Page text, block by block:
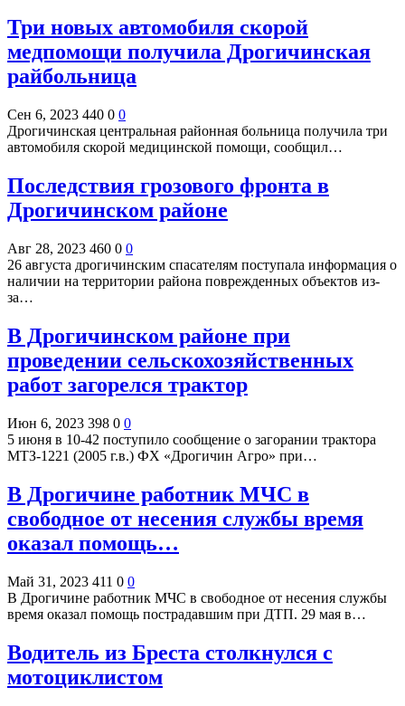
Три новых автомобиля скорой
медпомощи получила Дрогичинская
райбольница
Сен 6, 2023 440 0 0
Дрогичинская центральная районная больница получила три
автомобиля скорой медицинской помощи, сообщил…
Последствия грозового фронта в
Дрогичинском районе
Авг 28, 2023 460 0 0
26 августа дрогичинским спасателям поступала информация о
наличии на территории района поврежденных объектов из-
за…
В Дрогичинском районе при
проведении сельскохозяйственных
работ загорелся трактор
Июн 6, 2023 398 0 0
5 июня в 10-42 поступило сообщение о загорании трактора
МТЗ-1221 (2005 г.в.) ФХ «Дрогичин Агро» при…
В Дрогичине работник МЧС в
свободное от несения службы время
оказал помощь…
Май 31, 2023 411 0 0
В Дрогичине работник МЧС в свободное от несения службы
время оказал помощь пострадавшим при ДТП. 29 мая в…
Водитель из Бреста столкнулся с
мотоциклистом